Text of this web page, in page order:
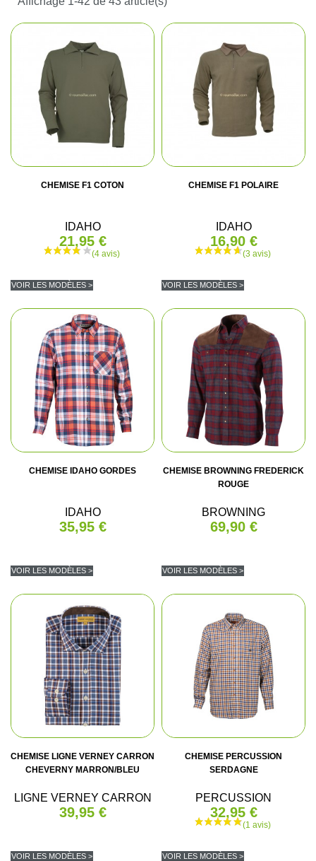
CHEMISE F1 COTON
IDAHO
21,95 €
VOIR LES MODÈLES >
CHEMISE F1 POLAIRE
IDAHO
16,90 €
VOIR LES MODÈLES >
CHEMISE IDAHO GORDES
IDAHO
35,95 €
VOIR LES MODÈLES >
CHEMISE BROWNING FREDERICK
ROUGE
BROWNING
69,90 €
VOIR LES MODÈLES >
CHEMISE LIGNE VERNEY CARRON
CHEVERNY MARRON/BLEU
LIGNE VERNEY CARRON
39,95 €
VOIR LES MODÈLES >
CHEMISE PERCUSSION
SERDAGNE
PERCUSSION
32,95 €
VOIR LES MODÈLES >